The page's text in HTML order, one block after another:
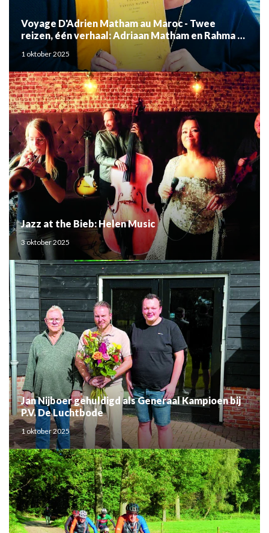
Voyage D'Adrien Matham au Maroc - Twee
reizen, één verhaal: Adriaan Matham en Rahma el
Mouden
1 oktober 2025
Jazz at the Bieb: Helen Music
3 oktober 2025
Jan Nijboer gehuldigd als Generaal Kampioen bij
P.V. De Luchtbode
1 oktober 2025